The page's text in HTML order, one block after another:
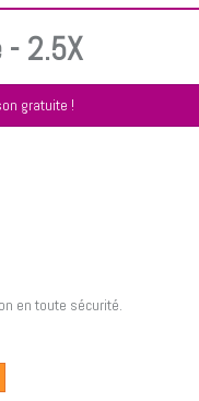
- 2.5X
gratuite !
en toute sécurité.